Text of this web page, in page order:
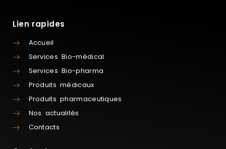
Lien rapides
Accueil
Services Bio-médical
Services Bio-pharma
Produits médicaux
Produits pharmaceutiques
Nos actualités
Contacts